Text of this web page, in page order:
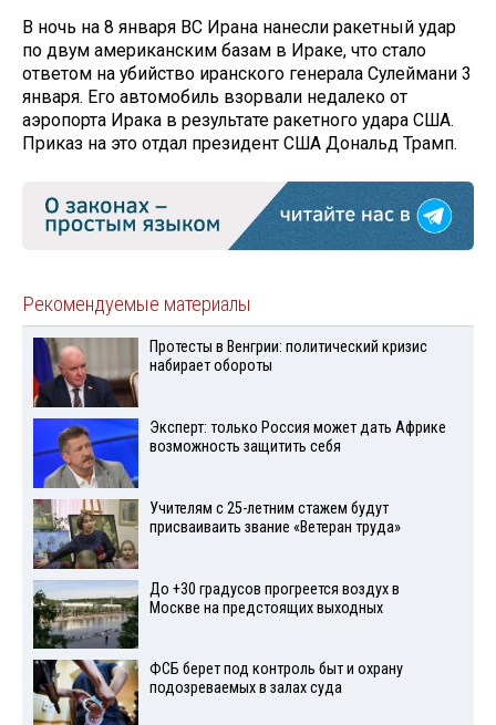
В ночь на 8 января ВС Ирана нанесли ракетный удар
по двум американским базам в Ираке, что стало
ответом на убийство иранского генерала Сулеймани 3
января. Его автомобиль взорвали недалеко от
аэропорта Ирака в результате ракетного удара США.
Приказ на это отдал президент США Дональд Трамп.
Рекомендуемые материалы
Протесты в Венгрии: политический кризис
набирает обороты
Эксперт: только Россия может дать Африке
возможность защитить себя
Учителям с 25-летним стажем будут
присваиваить звание «Ветеран труда»
До +30 градусов прогреется воздух в
Москве на предстоящих выходных
ФСБ берет под контроль быт и охрану
подозреваемых в залах суда